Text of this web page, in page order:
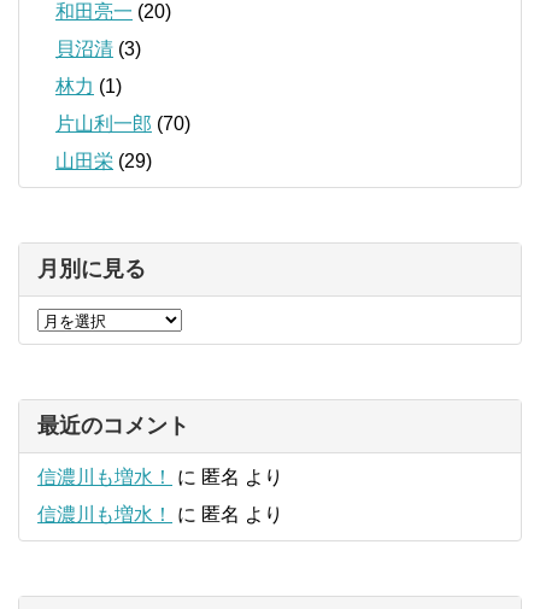
和田亮一 (20)
貝沼清 (3)
林力 (1)
片山利一郎 (70)
山田栄 (29)
月別に見る
最近のコメント
信濃川も増水！ に 匿名 より
信濃川も増水！
に 匿名 より